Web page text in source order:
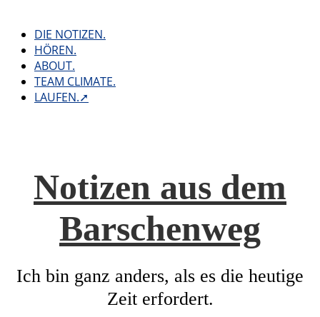
contentDIE NOTIZEN.
HÖREN.
ABOUT.
TEAM CLIMATE.
LAUFEN.➚
Notizen aus dem
Barschenweg
Ich bin ganz anders, als es die heutige
Zeit erfordert.